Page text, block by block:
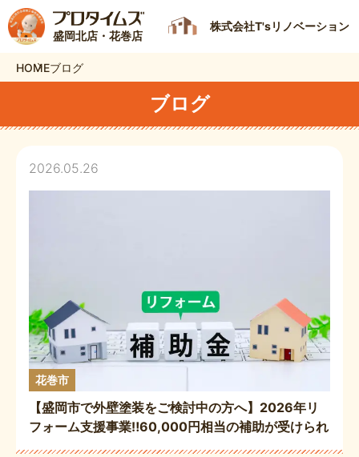
盛岡北店・花巻店
株式会社T'sリノベーション
HOMEブログ
ブログ
2026.05.26
花巻市
【盛岡市で外壁塗装をご検討中の方へ】2026年リ
フォーム支援事業‼️60,000円相当の補助が受けられ